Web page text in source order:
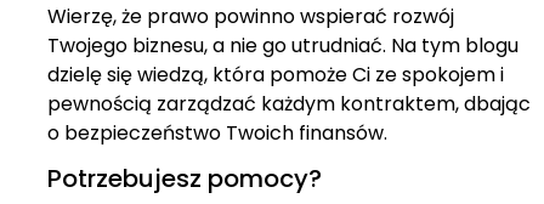
Wierzę, że prawo powinno wspierać rozwój
Twojego biznesu, a nie go utrudniać. Na tym blogu
dzielę się wiedzą, która pomoże Ci ze spokojem i
pewnością zarządzać każdym kontraktem, dbając
o bezpieczeństwo Twoich finansów.
Potrzebujesz pomocy?